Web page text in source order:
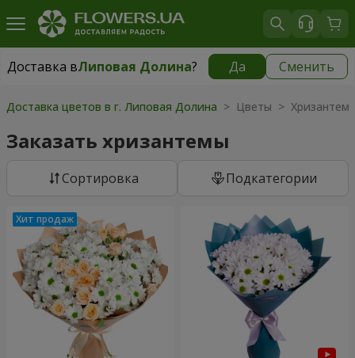
Доставка вЛиповая Долина? Да Сменить
Доставка вЛиповая Долина|1520 грн
Доставка цветов в г. Липовая Долина > Цветы >
Заказать хризантемы
Cортировка Подкатегории